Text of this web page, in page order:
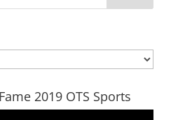
2019 OTS Sports